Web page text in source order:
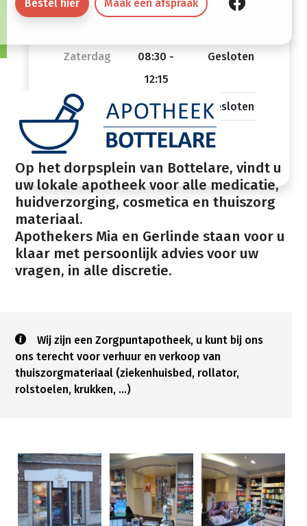
Bestel hier Maak een afspraak
Vrijdag
08:30 -
13:45 -
Zaterdag
08:30 -
12:15
Gesloten
Zondag Gesloten
Op het dorpsplein van Bottelare, vindt u
uw lokale apotheek voor alle medicatie,
huidverzorging, cosmetica en thuiszorg
materiaal.
Apothekers Mia en Gerlinde staan voor u
klaar met persoonlijk advies voor uw
vragen, in alle discretie.
Wij zijn een Zorgpuntapotheek, u kunt bij ons
ons terecht voor verhuur en verkoop van
thuiszorgmateriaal (ziekenhuisbed, rollator,
rolstoelen, krukken, ...)